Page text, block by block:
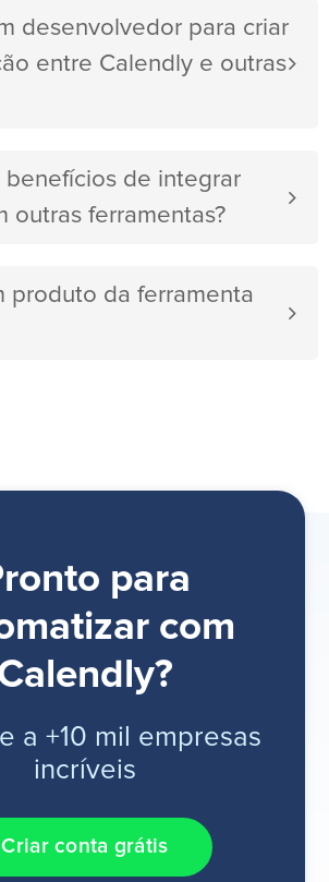
desenvolvedor para criar
entre Calendly e outras
benefícios de integrar
outras ferramentas?
produto da ferramenta
para
com
a +10 mil empresas
incríveis
Criar conta grátis